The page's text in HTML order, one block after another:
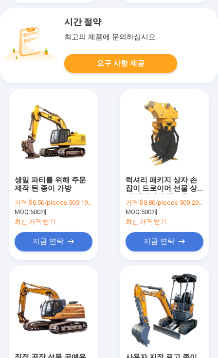
시간 절약
최고의 제품에 문의하십시오.
요구 사항 제공
생일 파티를 위해 주문
제작 된 종이 가방
가격:$0.50/pieces 500-1999 pieces
MOQ:500개
최신 가격 받기
지금 연락
럭셔리 패키지 상자 손
잡이 드로이어 선물 상
팅 종이 사용자 정의 선
물 상자
가격:$0.80/pieces 500-2999 pieces
MOQ:500개
최신 가격 받기
지금 연락